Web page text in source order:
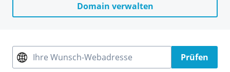
Domain verwalten
Ihre Wunsch-Webadresse Prüfen